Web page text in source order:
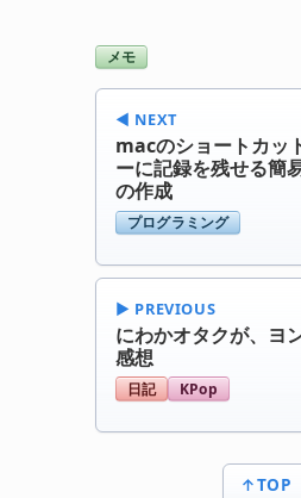
メモ
◀︎ NEXT
macのショートカッ
ーに記録を残せる簡
の作成
プログラミング
▶︎ PREVIOUS
にわかオタクが、ヨ
感想
日記 KPop
↑TOP